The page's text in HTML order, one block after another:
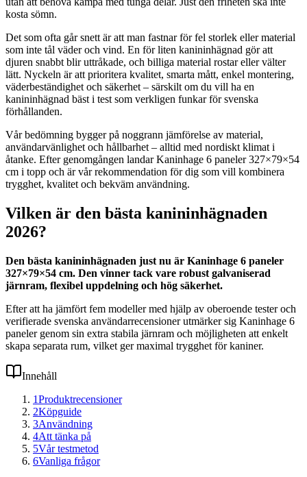
kosta sömn.
Det som ofta går snett är att man fastnar för fel storlek eller material
som inte tål väder och vind. En för liten kanininhägnad gör att
djuren snabbt blir uttråkade, och billiga material rostar eller välter
lätt. Nyckeln är att prioritera kvalitet, smarta mått, enkel montering,
väderbeständighet och säkerhet – särskilt om du vill ha en
kanininhägnad bäst i test som verkligen funkar för svenska
förhållanden.
Vår bedömning bygger på noggrann jämförelse av material,
användarvänlighet och hållbarhet – alltid med nordiskt klimat i
åtanke. Efter genomgången landar Kaninhage 6 paneler 327×79×54
cm i topp och är vår rekommendation för dig som vill kombinera
trygghet, kvalitet och bekväm användning.
Vilken är den bästa kanininhägnaden
2026?
Den bästa kanininhägnaden just nu är Kaninhage 6 paneler
327×79×54 cm. Den vinner tack vare robust galvaniserad
järnram, flexibel uppdelning och hög säkerhet.
Efter att ha jämfört fem modeller med hjälp av oberoende tester och
verifierade svenska användarrecensioner utmärker sig Kaninhage 6
paneler genom sin extra stabila järnram och möjligheten att enkelt
skapa separata rum, vilket ger maximal trygghet för kaniner.
Innehåll
1Produktrecensioner
2Köpguide
3Användning
4Att tänka på
5Vår testmetod
6Vanliga frågor